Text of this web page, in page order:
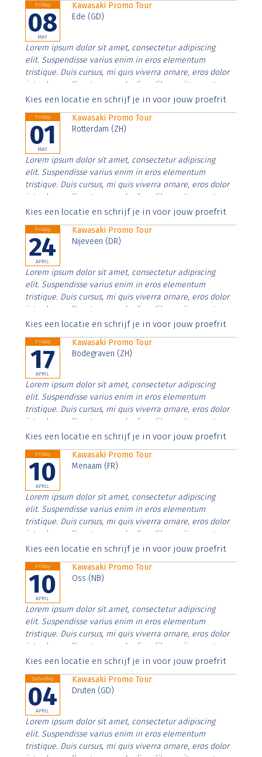
Friday
08
MAY
Kawasaki Promo Tour
Ede (GD)
Lorem ipsum dolor sit amet, consectetur adipiscing
elit. Suspendisse varius enim in eros elementum
tristique. Duis cursus, mi quis viverra ornare, eros dolor
interdum nulla, ut commodo diam libero vitae erat.
Aenean faucibus nibh et justo cursus id rutrum lorem
Kies een locatie en schrijf je in voor jouw proefrit
Friday
01
MAY
Kawasaki Promo Tour
Rotterdam (ZH)
Lorem ipsum dolor sit amet, consectetur adipiscing
elit. Suspendisse varius enim in eros elementum
tristique. Duis cursus, mi quis viverra ornare, eros dolor
interdum nulla, ut commodo diam libero vitae erat.
Aenean faucibus nibh et justo cursus id rutrum lorem
Kies een locatie en schrijf je in voor jouw proefrit
Friday
24
APRIL
Kawasaki Promo Tour
Nijeveen (DR)
Lorem ipsum dolor sit amet, consectetur adipiscing
elit. Suspendisse varius enim in eros elementum
tristique. Duis cursus, mi quis viverra ornare, eros dolor
interdum nulla, ut commodo diam libero vitae erat.
Aenean faucibus nibh et justo cursus id rutrum lorem
Kies een locatie en schrijf je in voor jouw proefrit
Friday
17
APRIL
Kawasaki Promo Tour
Bodegraven (ZH)
Lorem ipsum dolor sit amet, consectetur adipiscing
elit. Suspendisse varius enim in eros elementum
tristique. Duis cursus, mi quis viverra ornare, eros dolor
interdum nulla, ut commodo diam libero vitae erat.
Aenean faucibus nibh et justo cursus id rutrum lorem
Kies een locatie en schrijf je in voor jouw proefrit
Friday
10
APRIL
Kawasaki Promo Tour
Menaam (FR)
Lorem ipsum dolor sit amet, consectetur adipiscing
elit. Suspendisse varius enim in eros elementum
tristique. Duis cursus, mi quis viverra ornare, eros dolor
interdum nulla, ut commodo diam libero vitae erat.
Aenean faucibus nibh et justo cursus id rutrum lorem
Kies een locatie en schrijf je in voor jouw proefrit
Friday
10
APRIL
Kawasaki Promo Tour
Oss (NB)
Lorem ipsum dolor sit amet, consectetur adipiscing
elit. Suspendisse varius enim in eros elementum
tristique. Duis cursus, mi quis viverra ornare, eros dolor
interdum nulla, ut commodo diam libero vitae erat.
Aenean faucibus nibh et justo cursus id rutrum lorem
Kies een locatie en schrijf je in voor jouw proefrit
Saturday
04
APRIL
Kawasaki Promo Tour
Druten (GD)
Lorem ipsum dolor sit amet, consectetur adipiscing
elit. Suspendisse varius enim in eros elementum
tristique. Duis cursus, mi quis viverra ornare, eros dolor